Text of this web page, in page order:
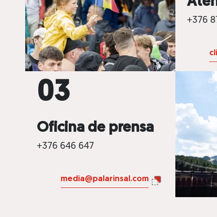
accesibilidad.
+376
3
Oficina de prensa
+376 646 647
media@palarinsal.com